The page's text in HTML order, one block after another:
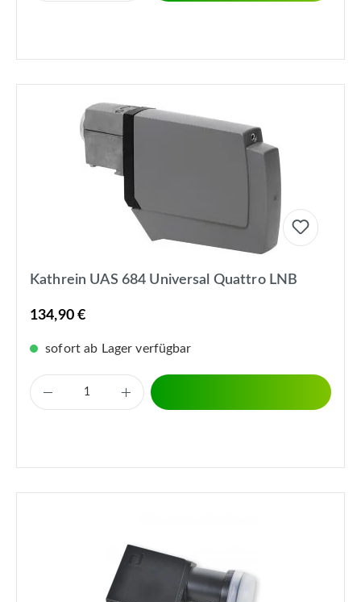
Kathrein UAS 684 Universal Quattro LNB
134,90 €
sofort ab Lager verfügbar